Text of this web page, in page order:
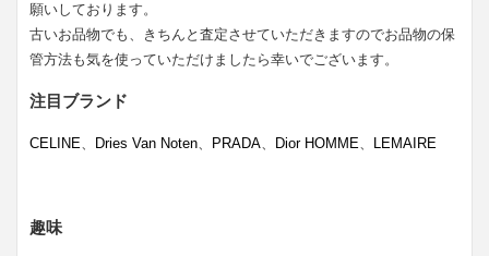
願いしております。
古いお品物でも、きちんと査定させていただきますのでお品物の保
管方法も気を使っていただけましたら幸いでございます。
注目ブランド
CELINE、 Dries Van Noten、 PRADA、 Dior HOMME、 LEMAIRE
趣味